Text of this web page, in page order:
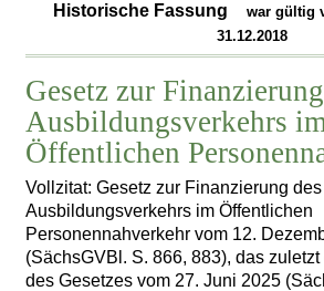
Historische Fassung
war gültig
31.12.2018
Gesetz zur
Ausbildungsverkehrs
Öffentlichen
Vollzitat: Gesetz zur Finanzierung des
Ausbildungsverkehrs im Öffentlichen
Personennahverkehr vom 12.
(SächsGVBl. S. 866, 883), das
des Gesetzes vom 27. Juni 2025